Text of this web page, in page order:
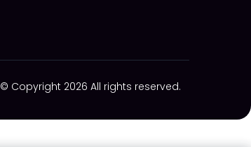
© Copyright 2026 All rights reserved.